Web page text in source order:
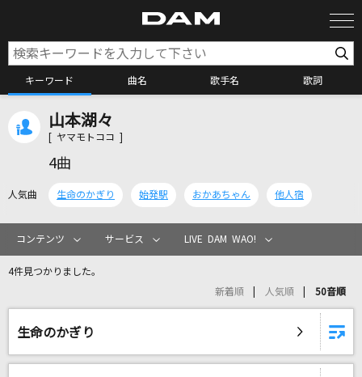
キーワード 曲名 歌手名 歌詞
カラオケリクエスト
リアルタイムで歌われている曲の一覧
勝利の空へ
山本湖々
[ ヤマモトココ ]
4曲
人気曲 生命のかぎり 始発駅 おかあちゃん 他人宿
コンテンツ サービス LIVE DAM WAO!
4件見つかりました。
新着順 人気順 50音順
生命のかぎり